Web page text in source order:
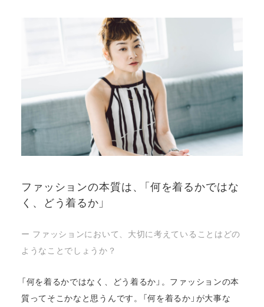
ファッションの本質は、「何を着るかではな
く、どう着るか」
ー ファッションにおいて、大切に考えていることはどの
ようなことでしょうか？
「何を着るかではなく、どう着るか」。ファッションの本
質ってそこかなと思うんです。「何を着るか」が大事な